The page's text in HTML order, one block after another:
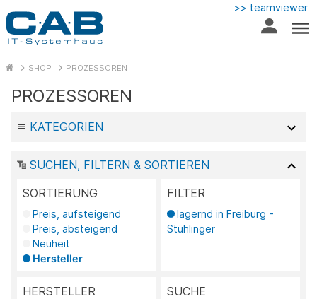
>> teamviewer
SHOP PROZESSOREN
PROZESSOREN
KATEGORIEN
SUCHEN, FILTERN & SORTIEREN
SORTIERUNG
Preis, aufsteigend
Preis, absteigend
Neuheit
Hersteller
FILTER
lagernd in Freiburg -
Stühlinger
HERSTELLER SUCHE